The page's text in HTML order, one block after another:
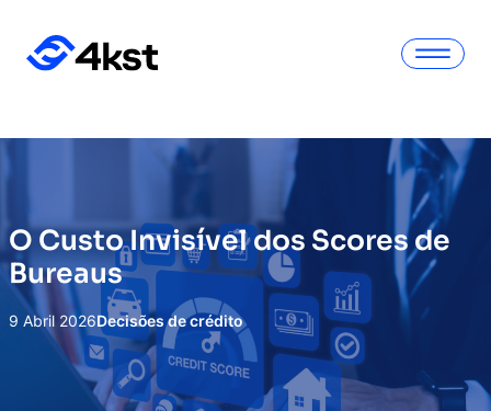
O Custo Invisível dos Scores de
Bureaus
9 Abril 2026Decisões de crédito